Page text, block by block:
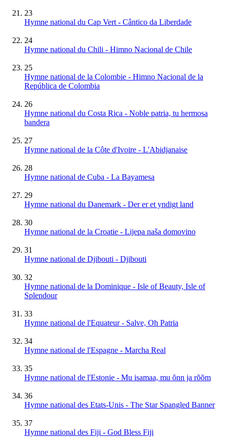
23
Hymne national du Cap Vert - Cântico da Liberdade
24
Hymne national du Chili - Himno Nacional de Chile
25
Hymne national de la Colombie - Himno Nacional de la
República de Colombia
26
Hymne national du Costa Rica - Noble patria, tu hermosa
bandera
27
Hymne national de la Côte d'Ivoire - L'Abidjanaise
28
Hymne national de Cuba - La Bayamesa
29
Hymne national du Danemark - Der er et yndigt land
30
Hymne national de la Croatie - Lijepa naša domovino
31
Hymne national de Djibouti - Djibouti
32
Hymne national de la Dominique - Isle of Beauty, Isle of
Splendour
33
Hymne national de l'Equateur - Salve, Oh Patria
34
Hymne national de l'Espagne - Marcha Real
35
Hymne national de l'Estonie - Mu isamaa, mu õnn ja rõõm
36
Hymne national des Etats-Unis - The Star Spangled Banner
37
Hymne national des Fiji - God Bless Fiji